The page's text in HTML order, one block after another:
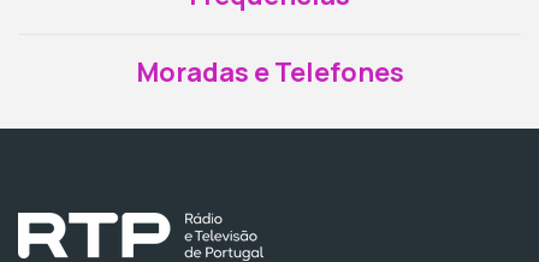
Moradas e Telefones